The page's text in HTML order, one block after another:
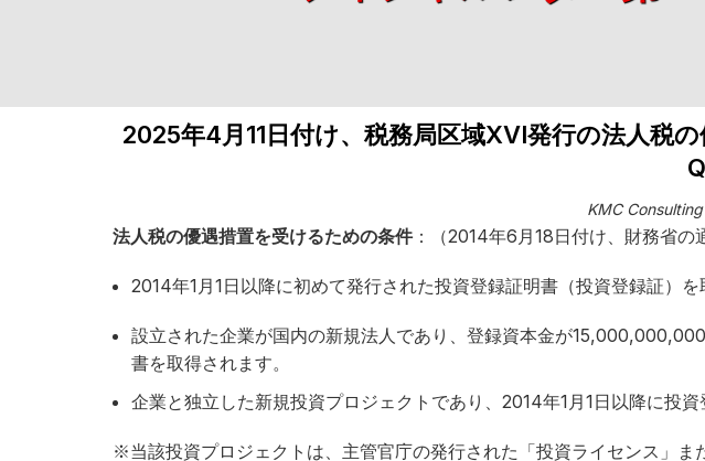
2025年4月11日付け、税務局区域XVI発行の法人税
KMC
法人税の優遇措置を受けるための条件：（2014年6月18日付け、財務省
2014年1月1日以降に初めて発行された投資登録証明書（投資登録証）
設立された企業が国内の新規法人であり、登録資本金が
書を取得されます。
企業と独立した新規投資プロジェクトであり、2014年1月1日以降に投資
※当該投資プロジェクトは、主管官庁の発行された「投資ライセンス」ま